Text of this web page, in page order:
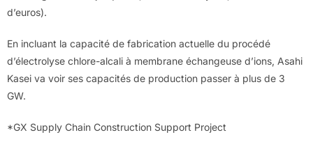
d’euros).
En incluant la capacité de fabrication actuelle du procédé
d’électrolyse chlore-alcali à membrane échangeuse d’ions, Asahi
Kasei va voir ses capacités de production passer à plus de 3
GW.
*GX Supply Chain Construction Support Project